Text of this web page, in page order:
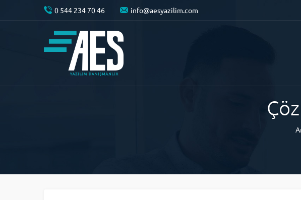
0 544 234 70 46 info@aesyazilim.com